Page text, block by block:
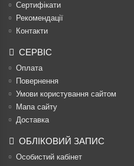
Сертифікати
Рекомендації
Контакти
СЕРВІС
Оплата
Повернення
Умови користування сайтом
Мапа сайту
Доставка
ОБЛІКОВИЙ ЗАПИС
Особистий кабінет